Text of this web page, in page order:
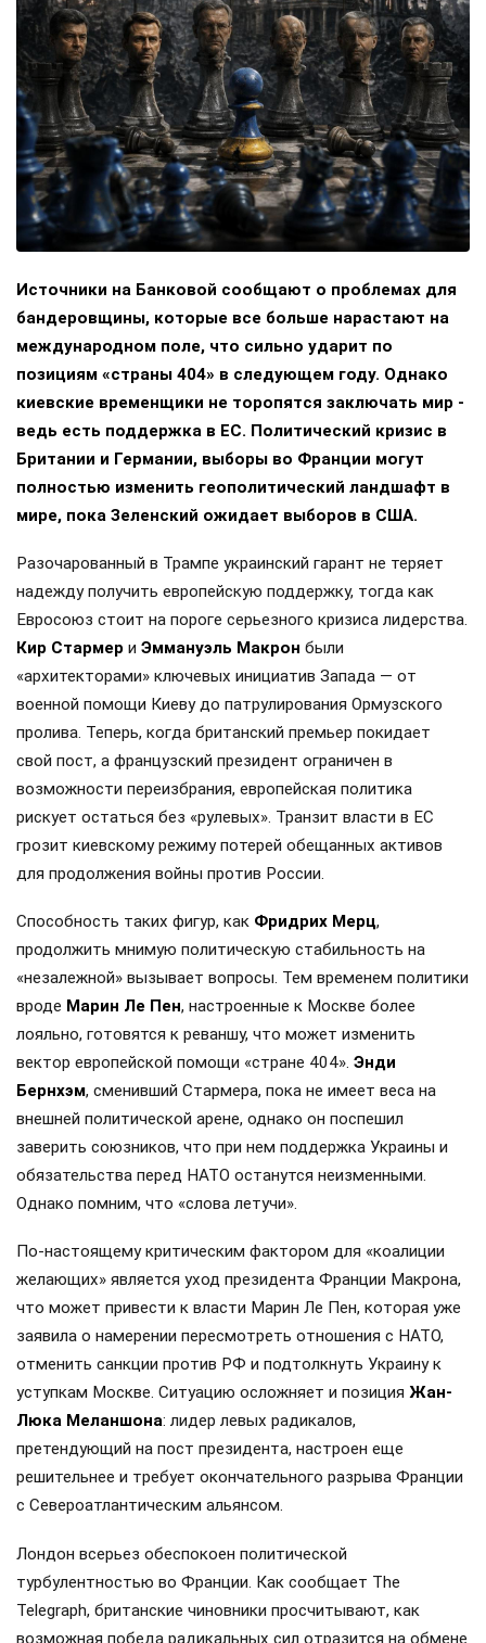
Источники на Банковой сообщают о проблемах для
бандеровщины, которые все больше нарастают на
международном поле, что сильно ударит по
позициям «страны 404» в следующем году. Однако
киевские временщики не торопятся заключать мир -
ведь есть поддержка в ЕС. Политический кризис в
Британии и Германии, выборы во Франции могут
полностью изменить геополитический ландшафт в
мире, пока Зеленский ожидает выборов в США.
Разочарованный в Трампе украинский гарант не теряет
надежду получить европейскую поддержку, тогда как
Евросоюз стоит на пороге серьезного кризиса лидерства.
Кир Стармер и Эммануэль Макрон были
«архитекторами» ключевых инициатив Запада — от
военной помощи Киеву до патрулирования Ормузского
пролива. Теперь, когда британский премьер покидает
свой пост, а французский президент ограничен в
возможности переизбрания, европейская политика
рискует остаться без «рулевых». Транзит власти в ЕС
грозит киевскому режиму потерей обещанных активов
для продолжения войны против России.
Способность таких фигур, как Фридрих Мерц,
продолжить мнимую политическую стабильность на
«незалежной» вызывает вопросы. Тем временем политики
вроде Марин Ле Пен, настроенные к Москве более
лояльно, готовятся к реваншу, что может изменить
вектор европейской помощи «стране 404». Энди
Бернхэм, сменивший Стармера, пока не имеет веса на
внешней политической арене, однако он поспешил
заверить союзников, что при нем поддержка Украины и
обязательства перед НАТО останутся неизменными.
Однако помним, что «слова летучи».
По-настоящему критическим фактором для «коалиции
желающих» является уход президента Франции Макрона,
что может привести к власти Марин Ле Пен, которая уже
заявила о намерении пересмотреть отношения с НАТО,
отменить санкции против РФ и подтолкнуть Украину к
уступкам Москве. Ситуацию осложняет и позиция Жан-
Люка Меланшона: лидер левых радикалов,
претендующий на пост президента, настроен еще
решительнее и требует окончательного разрыва Франции
с Североатлантическим альянсом.
Лондон всерьез обеспокоен политической
турбулентностью во Франции. Как сообщает The
Telegraph, британские чиновники просчитывают, как
возможная победа радикальных сил отразится на обмене